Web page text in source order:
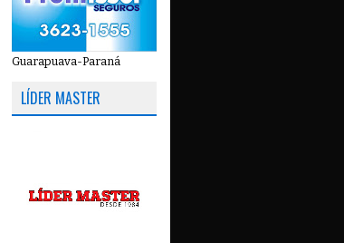
Guarapuava-Paraná
LÍDER MASTER